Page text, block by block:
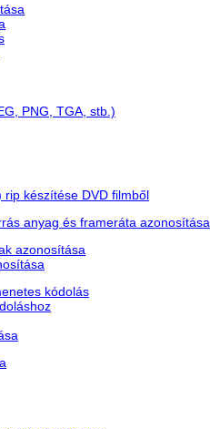
PNG, TGA, stb.)
készítése DVD filmből
anyag és frameráta azonosítása
azonosítása
kódolás